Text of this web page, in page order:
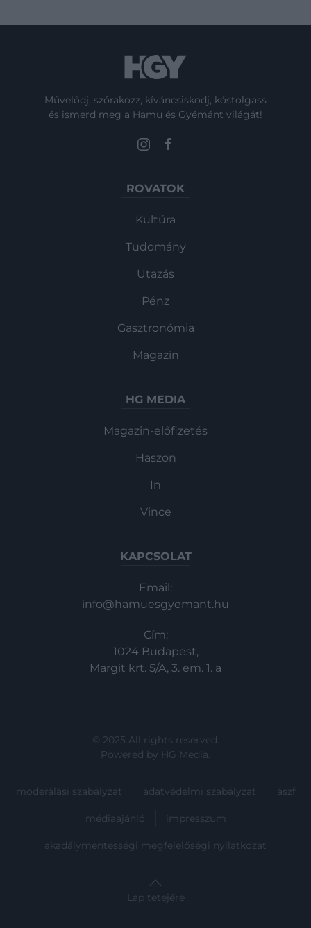
Művelődj, szórakozz, kíváncsiskodj, kóstolgass
és ismerd meg a Hamu és Gyémánt világát!
ROVATOK
Kultúra
Tudomány
Utazás
Pénz
Gasztronómia
Magazin
HG MEDIA
Magazin-előfizetés
Haszon
In
Vince
KAPCSOLAT
Email:
info@hamuesgyemant.hu
Cím:
1024 Budapest,
Margit krt. 5/A, 3. em. 1. a
© 2025 All rights reserved.
Powered by HG Media.
moderálási szabályzat adatvédelmi szabályzat ászf
médiaajánló impresszum
akadálymentességi megfelelőségi nyilatkozat
Lap tetejére